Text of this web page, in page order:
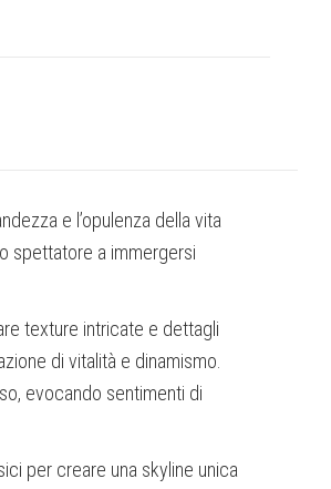
e l’opulenza della vita
spettatore a immergersi
texture intricate e dettagli
di vitalità e dinamismo.
evocando sentimenti di
per creare una skyline unica